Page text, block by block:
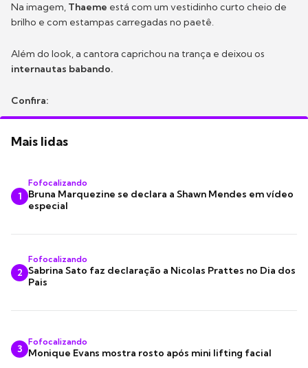
Na imagem, Thaeme está com um vestidinho curto cheio de
brilho e com estampas carregadas no paetê.
Além do look, a cantora caprichou na trança e deixou os
internautas babando.
Confira:
Mais lidas
1
Fofocalizando
Bruna Marquezine se declara a Shawn Mendes em vídeo
especial
2
Fofocalizando
Sabrina Sato faz declaração a Nicolas Prattes no Dia dos
Pais
3
Fofocalizando
Monique Evans mostra rosto após mini lifting facial